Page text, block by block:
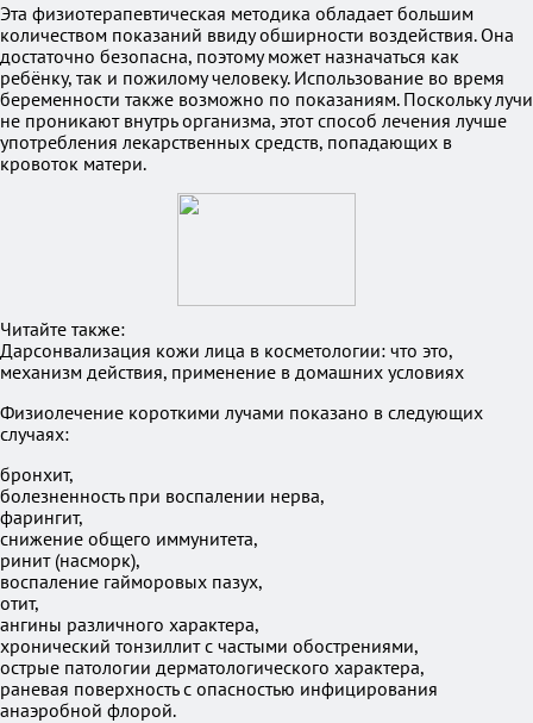
Эта физиотерапевтическая методика обладает большим
количеством показаний ввиду обширности воздействия. Она
достаточно безопасна, поэтому может назначаться как
ребёнку, так и пожилому человеку. Использование во время
беременности также возможно по показаниям. Поскольку лучи
не проникают внутрь организма, этот способ лечения лучше
употребления лекарственных средств, попадающих в
кровоток матери.
Читайте также:
Дарсонвализация кожи лица в косметологии: что это,
механизм действия, применение в домашних условиях
Физиолечение короткими лучами показано в следующих
случаях:
бронхит,
болезненность при воспалении нерва,
фарингит,
снижение общего иммунитета,
ринит (насморк),
воспаление гайморовых пазух,
отит,
ангины различного характера,
хронический тонзиллит с частыми обострениями,
острые патологии дерматологического характера,
раневая поверхность с опасностью инфицирования
анаэробной флорой.